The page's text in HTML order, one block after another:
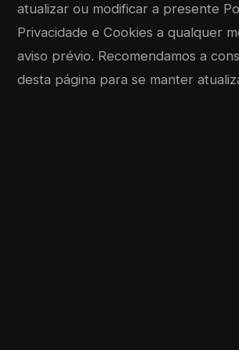
atualizar ou modificar a presente
Privacidade e Cookies a qualquer
aviso prévio. Recomendamos a
desta página para se manter